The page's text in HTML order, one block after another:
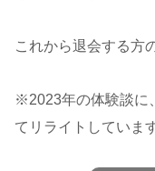
これから退会する方
※2023年の体験談に
てリライトしていま